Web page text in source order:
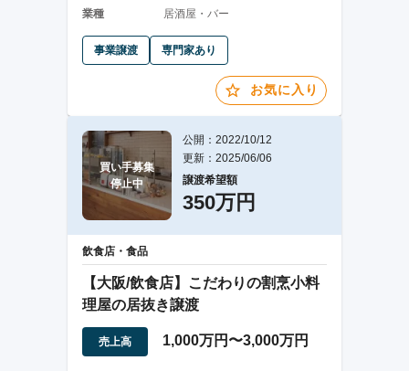
業種
居酒屋・バー
事業譲渡 専門家あり
お気に入り
買い手募集
停止中
公開：2022/10/12
更新：2025/06/06
譲渡希望額
350万円
飲食店・食品
【大阪/飲食店】こだわりの割烹小料
理屋の居抜き譲渡
売上高 1,000万円〜3,000万円